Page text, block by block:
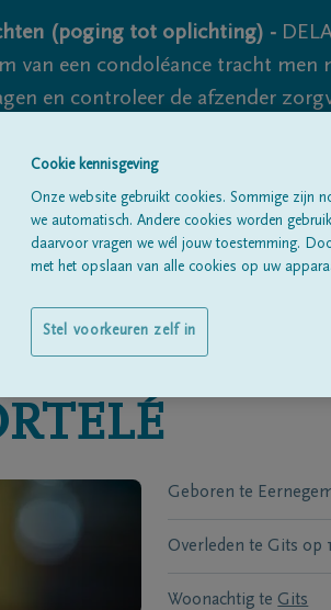
(poging tot oplichting) -
van een condoléance tracht
en controleer de afzender
echter nooit volledig uit te
Geboren te
Overleden te Gits op
Woonachtig te Gits
Cookie kennisgeving
Onze website gebruikt cookies. Sommige zijn
we automatisch. Andere cookies worden
daarvoor vragen we wél jouw toestemming.
met het opslaan van alle cookies op uw
Stel voorkeuren zelf in